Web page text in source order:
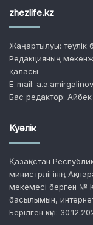
zhezlife.kz
Жаңартылуы: тәулік
Редакцияның
қаласы
E-mail:
Бас редактор: Айбек
Куәлік
Қазақстан
министрлігінің
мекемесі берген №
басылымын,
Берілген күні: